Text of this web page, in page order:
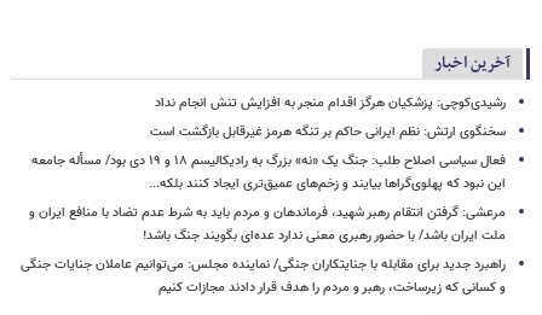
آخرین اخبار
رشیدی‌کوچی: پزشکیان هرگز اقدام منجر به افزایش تنش انجام نداد
سخنگوی ارتش: نظم ایرانی حاکم بر تنگه هرمز غیرقابل بازگشت است
فعال سیاسی اصلاح طلب: جنگ یک «نه» بزرگ به رادیکالیسم ۱۸ و ۱۹ دی بود/ مسأله جامعه
این نبود که پهلوی‌گراها بیایند و زخم‌های عمیق‌تری ایجاد کنند بلکه...
مرعشی: گرفتن انتقام رهبر شهید، فرماندهان و مردم باید به شرط عدم تضاد با منافع ایران و
ملت ایران باشد/ با حضور رهبری معنی ندارد عده‌ای بگویند جنگ باشد!
راهبرد جدید برای مقابله با جنایتکاران جنگی/ نماینده مجلس: می‌توانیم عاملان جنایات جنگی
و کسانی که زیرساخت‌، رهبر و مردم را هدف قرار دادند مجازات کنیم